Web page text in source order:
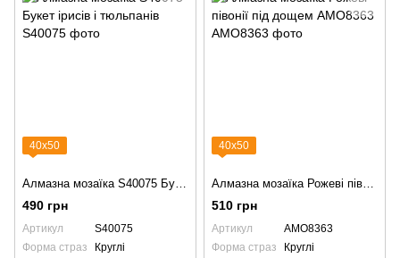
40х50
490 грн
Артикул
S40075
Форма страз
Круглі
40х50
510 грн
Артикул
AMO8363
Форма страз
Круглі